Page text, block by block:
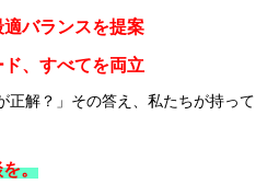
バランスを提案
、すべてを両立
正解？」その答え、私たちが持って
。